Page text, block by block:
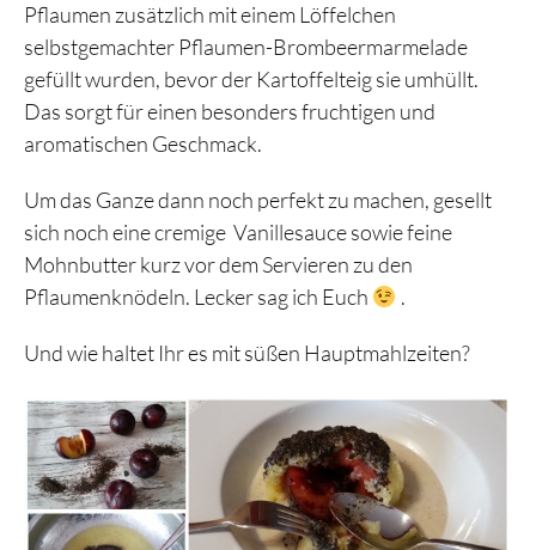
Pflaumen zusätzlich mit einem Löffelchen
selbstgemachter Pflaumen-Brombeermarmelade
gefüllt wurden, bevor der Kartoffelteig sie umhüllt.
Das sorgt für einen besonders fruchtigen und
aromatischen Geschmack.
Um das Ganze dann noch perfekt zu machen, gesellt
sich noch eine cremige Vanillesauce sowie feine
Mohnbutter kurz vor dem Servieren zu den
Pflaumenknödeln. Lecker sag ich Euch
.
Und wie haltet Ihr es mit süßen Hauptmahlzeiten?